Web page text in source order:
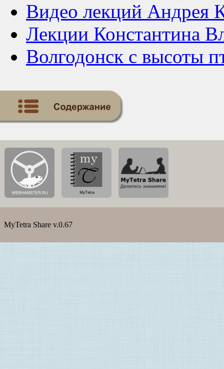
Видео лекций Андрея
Лекции Константина
Волгодонск с высоты
MyTetra Share v.0.67